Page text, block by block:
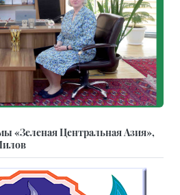
«Зеленая Центральная Азия»,